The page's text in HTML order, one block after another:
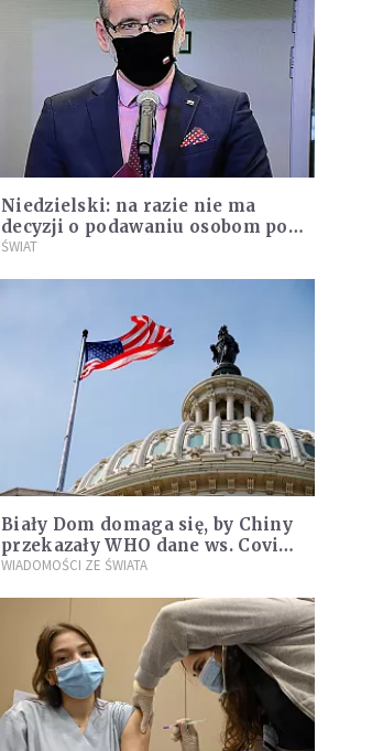
Niedzielski: na razie nie ma
decyzji o podawaniu osobom po
COVID-19 tylko jednej dawki
ŚWIAT
Biały Dom domaga się, by Chiny
przekazały WHO dane ws. Covid-
19
WIADOMOŚCI ZE ŚWIATA